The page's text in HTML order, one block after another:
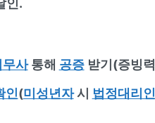
인.
무사통해 공증받기(증빙력
인(미성년자시 법정대리인